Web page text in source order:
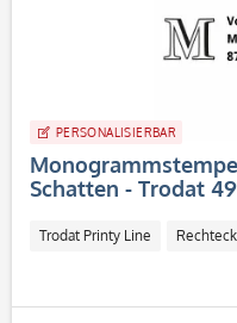
PERSONALISIERBAR
Schatten - Trodat
Trodat Printy Line